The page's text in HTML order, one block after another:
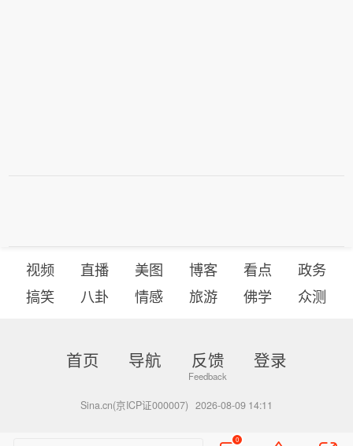
视频 直播 美图 博客 看点
政务
搞笑
八卦 情感 旅游 佛学 众测
首页 导航 反馈 登录
Sina.cn(京ICP证000007) 2026-08-09 14:11
0